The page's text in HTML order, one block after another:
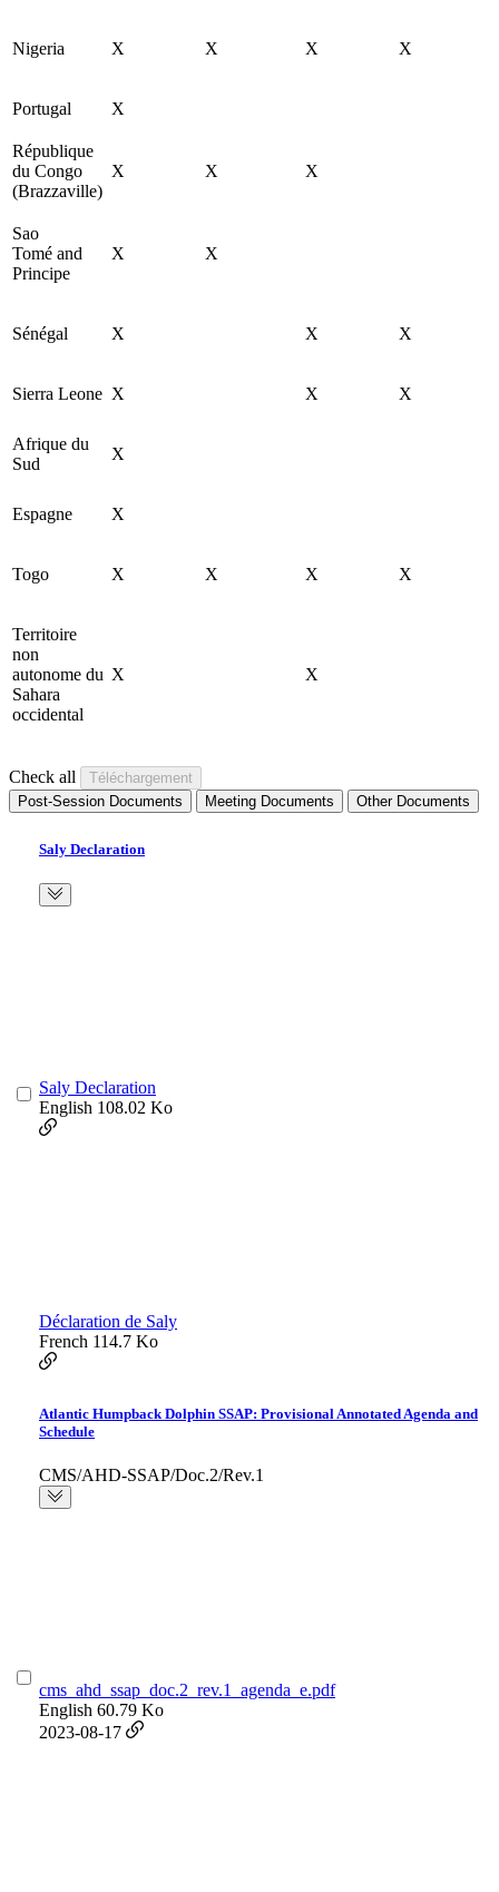
Nigeria X X X X
Portugal X
République
du Congo
(Brazzaville)
X X X
Sao
Tomé and
Principe
X X
Sénégal X X X
Sierra Leone X X X
Afrique du
Sud
X
Espagne X
Togo X X X X
Territoire
non
autonome du
Sahara
occidental
X X
Check all
Post-Session Documents Meeting Documents Other Documents
Saly Declaration
Saly Declaration
English 108.02 Ko
Déclaration de Saly
French 114.7 Ko
Atlantic Humpback Dolphin SSAP: Provisional Annotated Agenda and
Schedule
CMS/AHD-SSAP/Doc.2/Rev.1
cms_ahd_ssap_doc.2_rev.1_agenda_e.pdf
English 60.79 Ko
2023-08-17